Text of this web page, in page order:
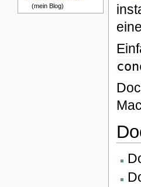
(mein Blog)